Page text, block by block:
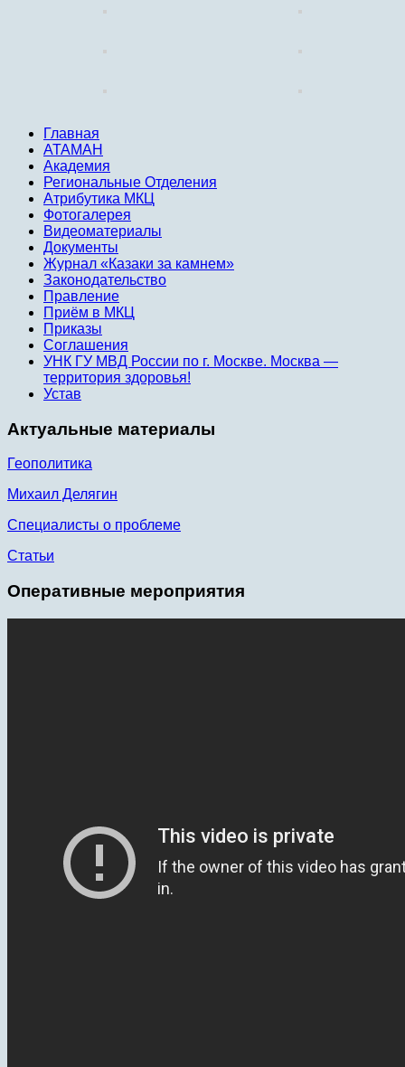
Главная
АТАМАН
Академия
Региональные Отделения
Атрибутика МКЦ
Фотогалерея
Видеоматериалы
Документы
Журнал «Казаки за камнем»
Законодательство
Правление
Приём в МКЦ
Приказы
Соглашения
УНК ГУ МВД России по г. Москве. Москва —
территория здоровья!
Устав
Актуальные материалы
Геополитика
Михаил Делягин
Специалисты о проблеме
Статьи
Оперативные мероприятия